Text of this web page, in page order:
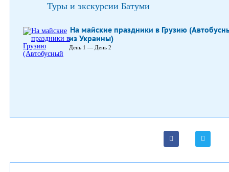
Туры и экскурсии Батуми
На майские праздники в Грузию
из Украины)
День 1 — День 2